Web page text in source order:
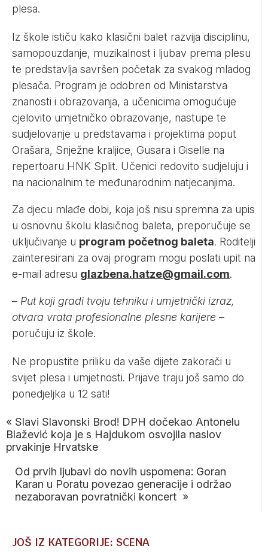
plesa.
Iz škole ističu kako klasični balet razvija disciplinu,
samopouzdanje, muzikalnost i ljubav prema plesu
te predstavlja savršen početak za svakog mladog
plesača. Program je odobren od Ministarstva
znanosti i obrazovanja, a učenicima omogućuje
cjelovito umjetničko obrazovanje, nastupe te
sudjelovanje u predstavama i projektima poput
Orašara, Snježne kraljice, Gusara i Giselle na
repertoaru HNK Split. Učenici redovito sudjeluju i
na nacionalnim te međunarodnim natjecanjima.
Za djecu mlađe dobi, koja još nisu spremna za upis
u osnovnu školu klasičnog baleta, preporučuje se
uključivanje u program početnog baleta. Roditelji
zainteresirani za ovaj program mogu poslati upit na
e-mail adresu glazbena.hatze@gmail.com.
– Put koji gradi tvoju tehniku i umjetnički izraz,
otvara vrata profesionalne plesne karijere –
poručuju iz škole.
Ne propustite priliku da vaše dijete zakorači u
svijet plesa i umjetnosti. Prijave traju još samo do
ponedjeljka u 12 sati!
« Slavi Slavonski Brod! DPH dočekao Antonelu
Blažević koja je s Hajdukom osvojila naslov
prvakinje Hrvatske
Od prvih ljubavi do novih uspomena: Goran
Karan u Poratu povezao generacije i održao
nezaboravan povratnički koncert »
JOŠ IZ KATEGORIJE: SCENA